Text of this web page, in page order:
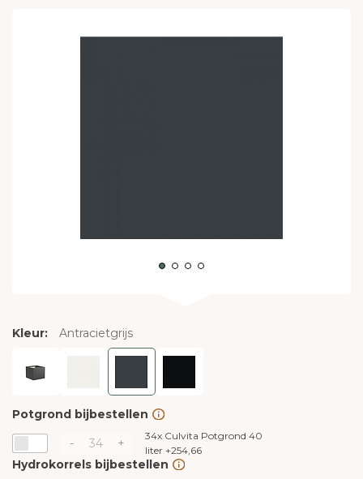
Kleur: Antracietgrijs
Potgrond bijbestellen
-
+ 34x Culvita Potgrond 40
liter +254,66
Hydrokorrels bijbestellen